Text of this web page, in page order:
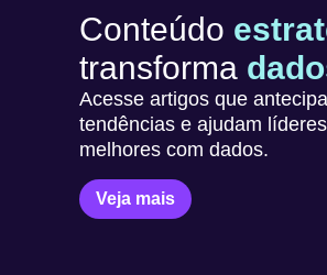
Conteúdo
transforma
Acesse artigos que
tendências e ajudam
melhores com dados.
Veja mais